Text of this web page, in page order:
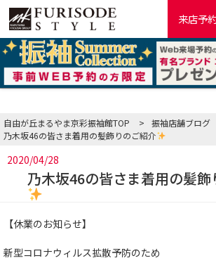
来店予
自由が丘まるやま京彩振袖館TOP > 振袖店舗ブログ
乃木坂46の皆さま着用の髪飾りのご紹介
2020/04/28
乃木坂46の皆さま着用の髪飾
【休業のお知らせ】
新型コロナウィルス拡散予防のため